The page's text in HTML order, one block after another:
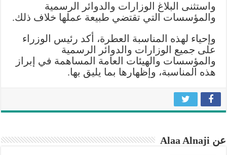
واستثنى البلاغ الوزارات والدوائر الرسمية
والمؤسسات التي تقتضي طبيعة عملها خلاف ذلك.
وإحياء لهذه المناسبة العطرة، أكد رئيس الوزراء
على جميع الوزارات والدوائر الرسمية
والمؤسسات والهيئات العامة المساهمة في إبراز
هذه المناسبة، وإظهارها بما يليق بها.
عن Alaa Alnaji